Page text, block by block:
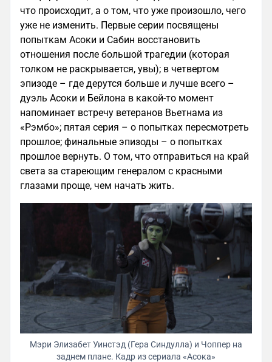
что происходит, а о том, что уже произошло, чего
уже не изменить. Первые серии посвящены
попыткам Асоки и Сабин восстановить
отношения после большой трагедии (которая
толком не раскрывается, увы); в четвертом
эпизоде – где дерутся больше и лучше всего –
дуэль Асоки и Бейлона в какой-то момент
напоминает встречу ветеранов Вьетнама из
«Рэмбо»; пятая серия – о попытках пересмотреть
прошлое; финальные эпизоды – о попытках
прошлое вернуть. О том, что отправиться на край
света за стареющим генералом с красными
глазами проще, чем начать жить.
Мэри Элизабет Уинстэд (Гера Синдулла) и Чоппер на
заднем плане. Кадр из сериала «Асока»